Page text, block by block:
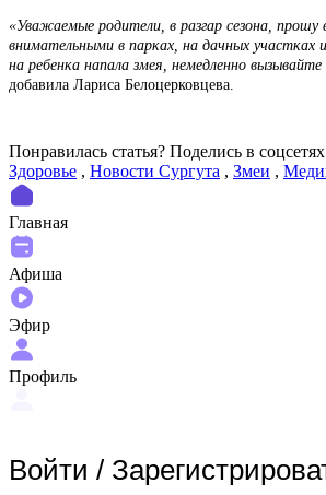
«Уважаемые родители, в разгар сезона, прошу
внимательными в парках, на дачных участках
на ребенка напала змея, немедленно
добавила Лариса Белоцерковцева.
Понравилась статья? Поделиcь в
Здоровье , Новости Сургута , Змеи ,
Главная
Афиша
Эфир
Профиль
Войти /